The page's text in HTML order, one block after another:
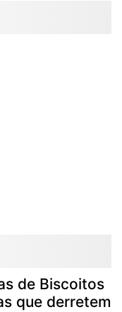
de Biscoitos
que derretem